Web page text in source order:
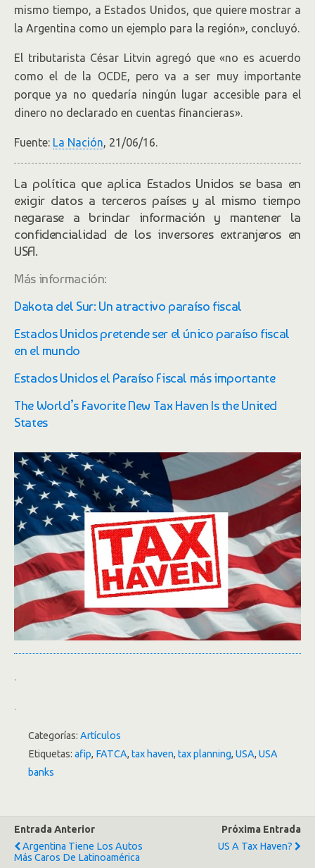
mismo tiempo, a Estados Unidos, que quiere mostrar a
la Argentina como un ejemplo para la región», concluyó.
El tributarista César Litvin agregó que «no es acuerdo
como el de la OCDE, pero va a ser muy importante
porque ya no quedaría ningún lugar accesible para el
dinero no declarado en cuentas financieras».
Fuente: La Nación, 21/06/16.
La política que aplica Estados Unidos se basa en
exigir datos a terceros países y al mismo tiempo
negarase a brindar información y mantener la
confidencialidad de los inversores extranjeros en
USA.
Más información:
Dakota del Sur: Un atractivo paraíso fiscal
Estados Unidos pretende ser el único paraíso fiscal
en el mundo
Estados Unidos el Paraíso Fiscal más importante
The World’s Favorite New Tax Haven Is the United
States
.
.
Categorías: Artículos
Etiquetas: afip, FATCA, tax haven, tax planning, USA, USA
banks
Entrada Anterior
Argentina Tiene Los Autos
Más Caros De Latinoamérica
Próxima Entrada
US A Tax Haven?